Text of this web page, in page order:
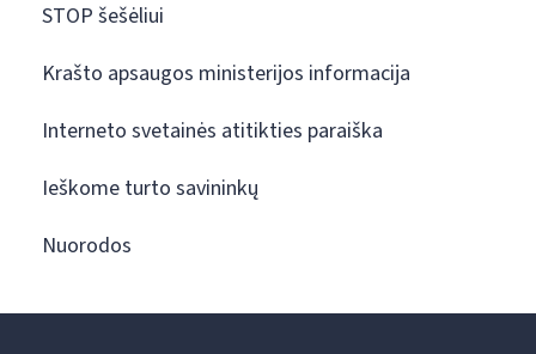
STOP šešėliui
Krašto apsaugos ministerijos informacija
Interneto svetainės atitikties paraiška
Ieškome turto savininkų
Nuorodos